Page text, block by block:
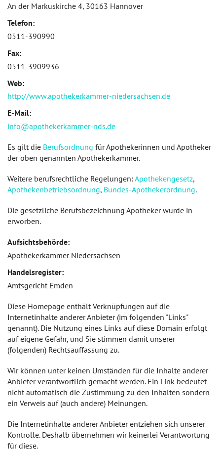
An der Markuskirche 4, 30163 Hannover
Telefon:
0511-390990
Fax:
0511-3909936
Web:
http://www.apothekerkammer-niedersachsen.de
E-Mail:
info@apothekerkammer-nds.de
Es gilt die Berufsordnung für Apothekerinnen und Apotheker
der oben genannten Apothekerkammer.
Weitere berufsrechtliche Regelungen:Apothekengesetz,
Apothekenbetriebsordnung, Bundes-Apothekerordnung.
Die gesetzliche Berufsbezeichnung Apotheker wurde in
erworben.
Aufsichtsbehörde:
Apothekerkammer Niedersachsen
Handelsregister:
Amtsgericht Emden
Diese Homepage enthält Verknüpfungen auf die
Internetinhalte anderer Anbieter (im folgenden "Links"
genannt). Die Nutzung eines Links auf diese Domain erfolgt
auf eigene Gefahr, und Sie stimmen damit unserer
(folgenden) Rechtsauffassung zu.
Wir können unter keinen Umständen für die Inhalte anderer
Anbieter verantwortlich gemacht werden. Ein Link bedeutet
nicht automatisch die Zustimmung zu den Inhalten sondern
ein Verweis auf (auch andere) Meinungen.
Die Internetinhalte anderer Anbieter entziehen sich unserer
Kontrolle. Deshalb übernehmen wir keinerlei Verantwortung
für diese.